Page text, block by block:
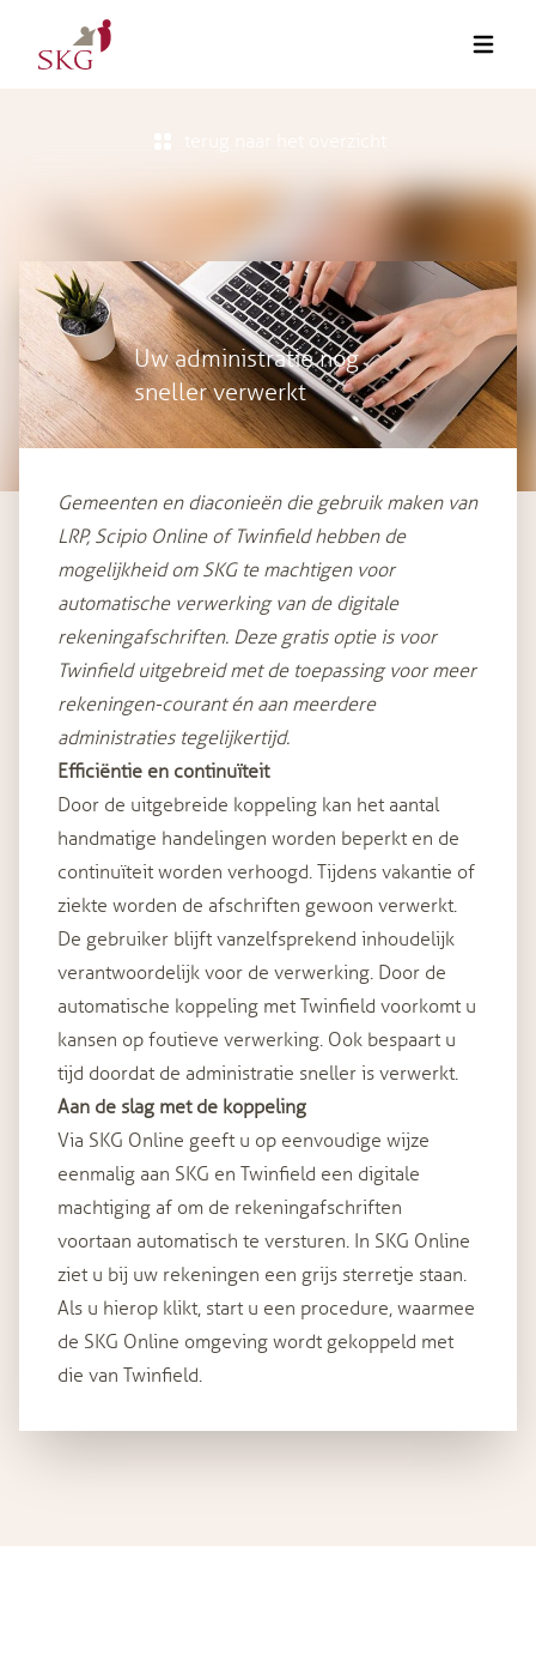
Uw administratie nog
sneller verwerkt
Gemeenten en diaconieën die gebruik maken van
LRP, Scipio Online of Twinfield hebben de
mogelijkheid om SKG te machtigen voor
automatische verwerking van de digitale
rekeningafschriften. Deze gratis optie is voor
Twinfield uitgebreid met de toepassing voor meer
rekeningen-courant én aan meerdere
administraties tegelijkertijd.
Efficiëntie en continuïteit
Door de uitgebreide koppeling kan het aantal
handmatige handelingen worden beperkt en de
continuïteit worden verhoogd. Tijdens vakantie of
ziekte worden de afschriften gewoon verwerkt.
De gebruiker blijft vanzelfsprekend inhoudelijk
verantwoordelijk voor de verwerking. Door de
automatische koppeling met Twinfield voorkomt u
kansen op foutieve verwerking. Ook bespaart u
tijd doordat de administratie sneller is verwerkt.
Aan de slag met de koppeling
Via SKG Online geeft u op eenvoudige wijze
eenmalig aan SKG en Twinfield een digitale
machtiging af om de rekeningafschriften
voortaan automatisch te versturen. In SKG Online
ziet u bij uw rekeningen een grijs sterretje staan.
Als u hierop klikt, start u een procedure, waarmee
de SKG Online omgeving wordt gekoppeld met
die van Twinfield.